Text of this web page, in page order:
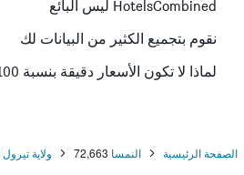
HotelsCombined ليس البائع
نقوم بتجميع الكثير من البيانات لك
لماذا لا تكون الأسعار دقيقة بنسبة 100٪؟
الصفحة الرئيسية النمسا 72,663 ولاية تيرول